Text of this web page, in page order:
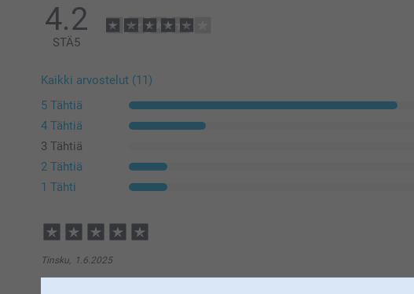
4.2
STÄ5
Kaikki arvostelut (11)
5 Tähtiä
4 Tähtiä
3 Tähtiä
2 Tähtiä
1 Tähti
Tinsku, 1.6.2025